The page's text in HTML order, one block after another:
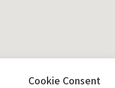
Cookie Consent